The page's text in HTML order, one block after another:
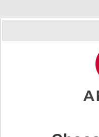
IR–detektor för separat
Andromeda